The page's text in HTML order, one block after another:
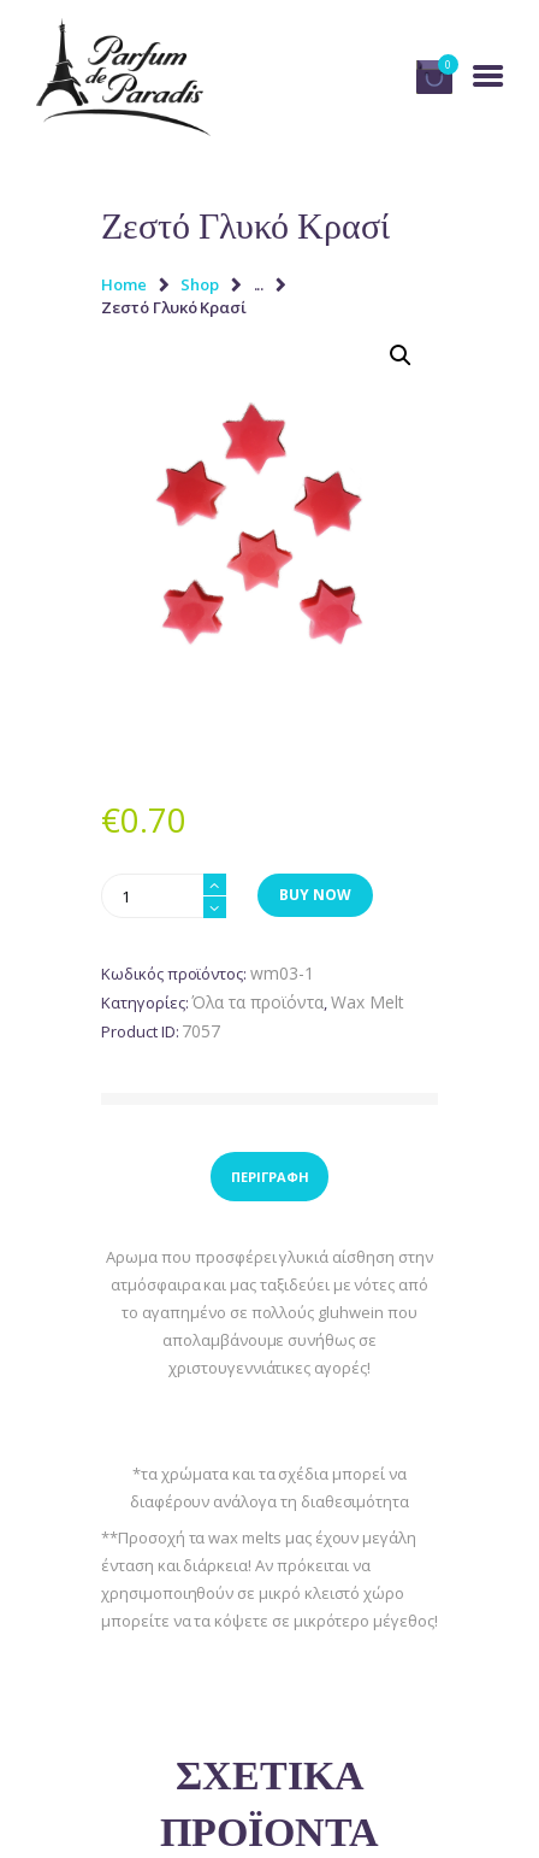
0
Ζεστό Γλυκό Κρασί
Home Shop
...
Ζεστό Γλυκό Κρασί
HOME
ΧΡΉΣΙΜΕΣ ΣΥΜΒΟΥΛΈΣ
€0.70
Ζεστό
ποσότητα
BUY NOW
Κωδικός προϊόντος:wm03-1
Κατηγορίες:Όλα τα προϊόντα,Wax Melt
Product ID: 7057
ΠΕΡΙΓΡΑΦΉ
Αρωμα που προσφέρει γλυκιά αίσθηση στην
ατμόσφαιρα και μας ταξιδεύει με νότες από
το αγαπημένο σε πολλούς gluhwein που
απολαμβάνουμε συνήθως σε
χριστουγεννιάτικες αγορές!
*τα χρώματα και τα σχέδια μπορεί να
διαφέρουν ανάλογα τη διαθεσιμότητα
**Προσοχή τα wax melts μας έχουν μεγάλη
ένταση και διάρκεια! Αν πρόκειται να
χρησιμοποιηθούν σε μικρό κλειστό χώρο
μπορείτε να τα κόψετε σε μικρότερο μέγεθος!
ΣΧΕΤΙΚΆ
ΠΡΟΪΌΝΤΑ